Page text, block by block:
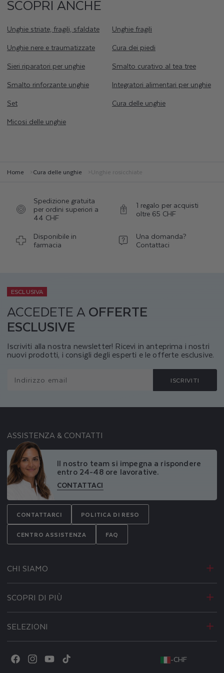
riducendo i rischi di rottura e sfaldamento, sostenendo al contempo la
Se sono presenti infezioni o irritazioni, scegliete prodotti per unghie
mangiucchiate arricchiti con Tea Tree. Questo ingrediente ha proprietà
antifungine e antibatteriche, aiutando a trattare e prevenire le infezioni
mantenere un'alimentazione equilibrata, ricca di nutrienti che sostengono
mangiucchiate nella vostra routine quotidiana, favorirete una guarigione
rapida e un miglioramento duraturo dell'aspetto e della solidità delle
vostre unghie.
SCOPRI ANCHE
Unghie striate, fragili, sfaldate
Unghie fragili
Unghie nere e traumatizzate
Cura dei piedi
Sieri riparatori per unghie
Smalto curativo al tea tree
Smalto rinforzante unghie
Integratori alimentari per unghie
Set
Cura delle unghie
Micosi delle unghie
Home Cura delle unghie Unghie rosicchiate
Spedizione gratuita
per ordini superiori a
44 CHF
1 regalo per acquisti
oltre 65 CHF
Disponibile in
farmacia
Una domanda?
Contattaci
ESCLUSIVA
ACCEDETE AOFFERTE
ESCLUSIVE
Iscriviti alla nostra newsletter! Ricevi in anteprima i nostri
nuovi prodotti, i consigli degli esperti e le offerte esclusive.
Indirizzo email ISCRIVITI
ASSISTENZA & CONTATTI
Il nostro team si impegna a rispondere
entro 24-48 ore lavorative.
CONTATTACI
CONTATTARCI POLITICA DI RESO
CENTRO ASSISTENZA FAQ
CHI SIAMO
SCOPRI DI PIÙ
SELEZIONI
FacebookInstagramYouTubeTikTok -CHF